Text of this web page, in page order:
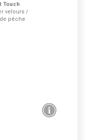
Touch
velours /
pêche